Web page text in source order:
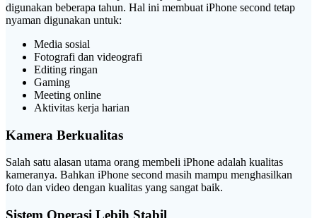
digunakan beberapa tahun. Hal ini membuat iPhone second tetap
nyaman digunakan untuk:
Media sosial
Fotografi dan videografi
Editing ringan
Gaming
Meeting online
Aktivitas kerja harian
Kamera Berkualitas
Salah satu alasan utama orang membeli iPhone adalah kualitas
kameranya. Bahkan iPhone second masih mampu menghasilkan
foto dan video dengan kualitas yang sangat baik.
Sistem Operasi Lebih Stabil